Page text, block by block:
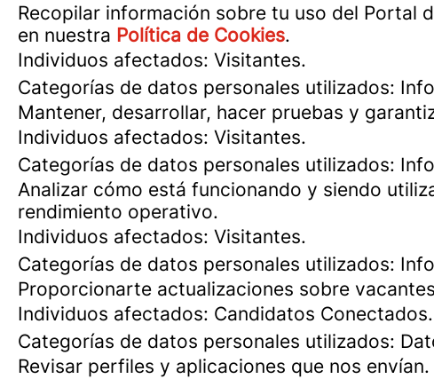
Recopilar información sobre tu uso del Portal
en nuestra Política de Cookies.
Individuos afectados: Visitantes.
Categorías de datos personales utilizados:
Mantener, desarrollar, hacer pruebas y
Individuos afectados: Visitantes.
Categorías de datos personales utilizados:
Analizar cómo está funcionando y siendo
rendimiento operativo.
Individuos afectados: Visitantes.
Categorías de datos personales utilizados:
Proporcionarte actualizaciones sobre
Individuos afectados: Candidatos Conectados.
Categorías de datos personales utilizados:
Revisar perfiles y aplicaciones que nos